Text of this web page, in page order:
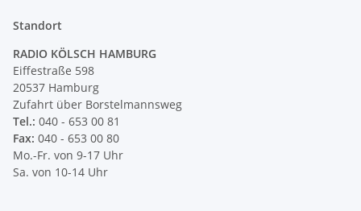
Standort
RADIO KÖLSCH HAMBURG
Eiffestraße 598
20537 Hamburg
Zufahrt über Borstelmannsweg
Tel.: 040 - 653 00 81
Fax: 040 - 653 00 80
Mo.-Fr. von 9-17 Uhr
Sa. von 10-14 Uhr